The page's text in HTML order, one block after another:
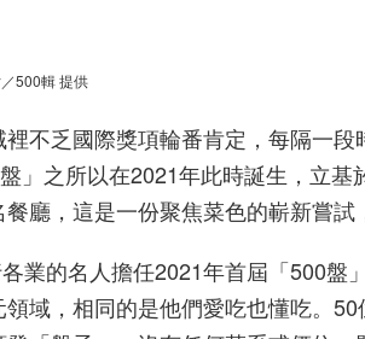
500輯 提供
不乏國際獎項輪番肯定，每隔一
」之所以在2021年此時誕生，立
廳，這是一份聚焦菜色的嶄新嘗
各業的名人擔任2021年首屆「500
域，相同的是他們愛吃也懂吃。